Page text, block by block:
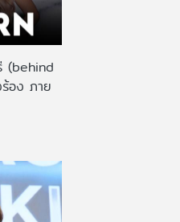
(behind
อง ภาย